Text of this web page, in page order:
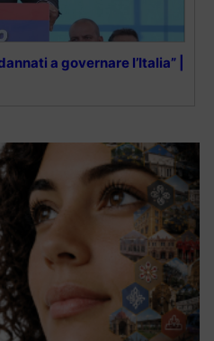
a governare l’Italia” |